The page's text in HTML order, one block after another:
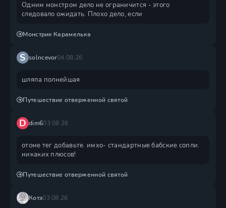
Одним монстром дело не ограничится - этого
следовало ожидать. Плохо дело, если
Монстрик Карамелька
S solncevor04.08.26
шляпа полнейшая
Путешествие отверженной святой
D dim603.08.26
отоме тег добавьте. имхо- стандартные бабские сопли.
никаких плюсов!
Путешествие отверженной святой
Котэ03.08.26